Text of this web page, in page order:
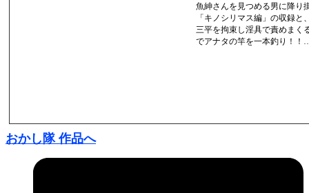
魚紳さんを見つめる男に降
「キノシリマス編」の収録
三平を拘束し淫具で責めまく
でアナタの竿を一本釣り！！
おかし隊 作品へ